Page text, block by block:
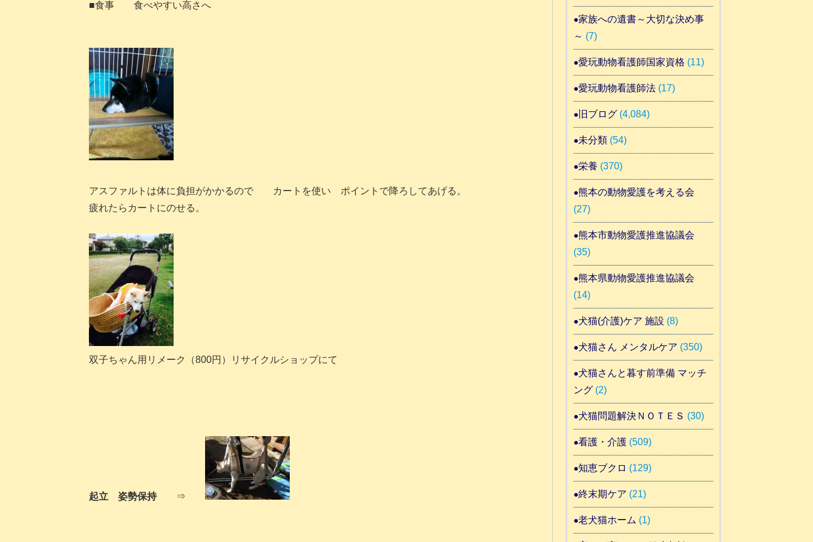
■食事 食べやすい高さへ
アスファルトは体に負担がかかるので カートを使い ポイントで降ろしてあげる。
疲れたらカートにのせる。
双子ちゃん用リメーク（800円）リサイクルショップにて
起立 姿勢保持⇒
家族への遺書～大切な決め事
～ (7)
愛玩動物看護師国家資格 (11)
愛玩動物看護師法(17)
旧ブログ(4,084)
未分類(54)
栄養 (370)
熊本の動物愛護を考える会
(27)
熊本市動物愛護推進協議会
(35)
熊本県動物愛護推進協議会
(14)
犬猫(介護)ケア 施設 (8)
犬猫さん メンタルケア (350)
犬猫さんと暮す前準備 マッチ
ング(2)
犬猫問題解決ＮＯＴＥＳ (30)
看護・介護(509)
知恵ブクロ (129)
終末期ケア (21)
老犬猫ホーム (1)